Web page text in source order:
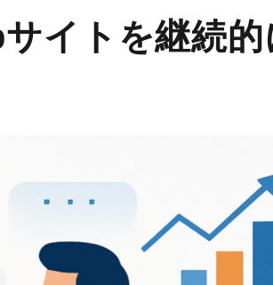
イトを継続的